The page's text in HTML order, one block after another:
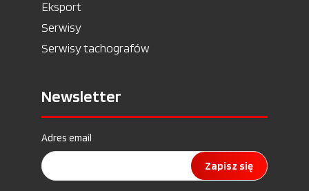
Eksport
Serwisy
Serwisy tachografów
Newsletter
Adres email
Zapisz się